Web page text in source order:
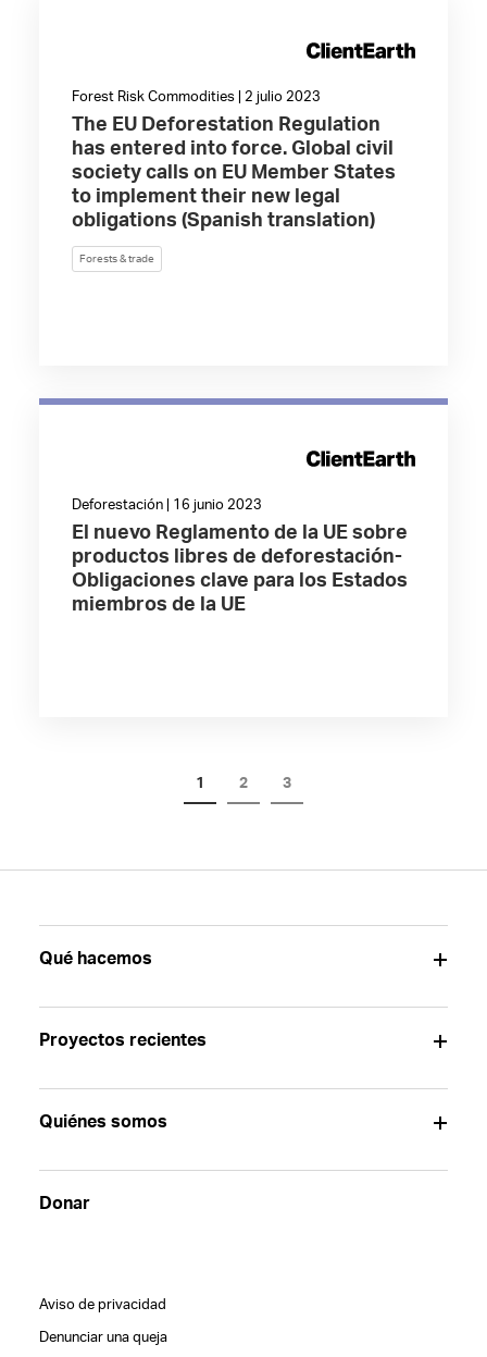
Forest Risk Commodities | 2 julio 2023
The EU Deforestation Regulation
has entered into force. Global civil
society calls on EU Member States
to implement their new legal
obligations (Spanish translation)
Forests & trade
Deforestación | 16 junio 2023
El nuevo Reglamento de la UE sobre
productos libres de deforestación-
Obligaciones clave para los Estados
miembros de la UE
1 2 3
Qué hacemos
Proyectos recientes
Quiénes somos
Donar
Aviso de privacidad
Denunciar una queja